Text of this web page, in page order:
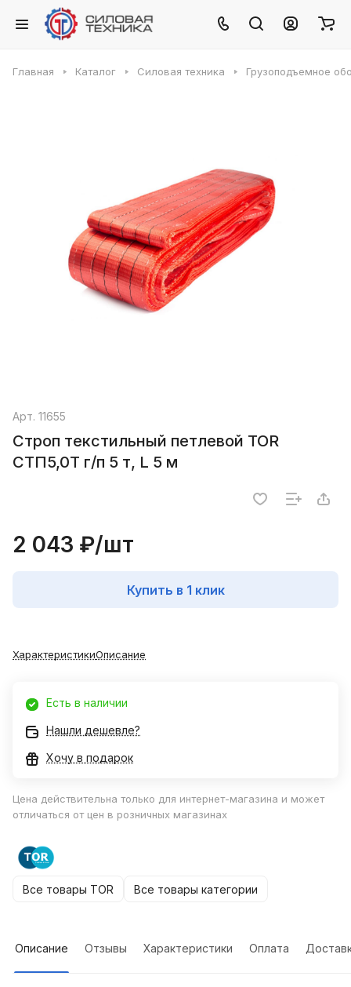
Главная Каталог Силовая техника Грузоподъемное
Арт. 11655
Строп текстильный петлевой TOR
СТП5,0T г/п 5 т, L 5 м
2 043 ₽/шт
Купить в 1 клик
ХарактеристикиОписание
Есть в наличии
Нашли дешевле?
Хочу в подарок
Цена действительна только для интернет-магазина и может
отличаться от цен в розничных магазинах
Все товары TOR Все товары категории
Описание Отзывы Характеристики Оплата